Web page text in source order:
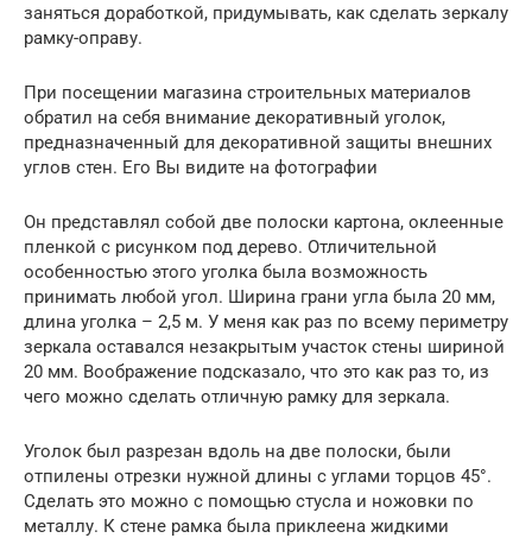
заняться доработкой, придумывать, как сделать зеркалу
рамку-оправу.
При посещении магазина строительных материалов
обратил на себя внимание декоративный уголок,
предназначенный для декоративной защиты внешних
углов стен. Его Вы видите на фотографии
Он представлял собой две полоски картона, оклеенные
пленкой с рисунком под дерево. Отличительной
особенностью этого уголка была возможность
принимать любой угол. Ширина грани угла была 20 мм,
длина уголка – 2,5 м. У меня как раз по всему периметру
зеркала оставался незакрытым участок стены шириной
20 мм. Воображение подсказало, что это как раз то, из
чего можно сделать отличную рамку для зеркала.
Уголок был разрезан вдоль на две полоски, были
отпилены отрезки нужной длины с углами торцов 45°.
Сделать это можно с помощью стусла и ножовки по
металлу. К стене рамка была приклеена жидкими